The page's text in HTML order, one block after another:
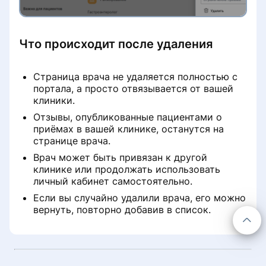
Чаро бозхонди бемор нопадид
шуд
Барчаспҳо дар саҳифаи клиника
Удалить отзыв о клинике
«Сила отзыва»: партнёрская
программа от ПроДокторов
Пайваст кардани нархҳо барои
Детализация списаний с баланса
клиники
Пополнение баланса
лицензионного/рекламного
договора
Что происходит после удаления
Страница врача не удаляется полностью с
портала, а просто отвязывается от вашей
клиники.
Отзывы, опубликованные пациентами о
приёмах в вашей клинике, останутся на
странице врача.
Врач может быть привязан к другой
клинике или продолжать использовать
личный кабинет самостоятельно.
Если вы случайно удалили врача, его можно
вернуть, повторно добавив в список.